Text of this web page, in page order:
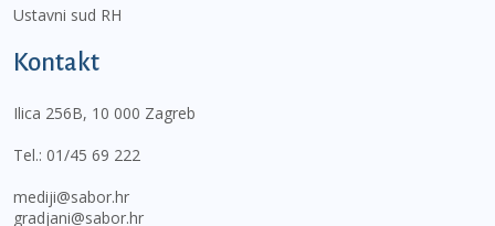
Ustavni sud RH
Kontakt
Ilica 256B, 10 000 Zagreb
Tel.: 01/45 69 222
mediji@sabor.hr
gradjani@sabor.hr